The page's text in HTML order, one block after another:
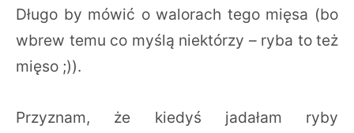
Długo by mówić o walorach tego mięsa (bo
wbrew temu co myślą niektórzy – ryba to też
mięso ;)).
Przyznam, że kiedyś jadałam ryby